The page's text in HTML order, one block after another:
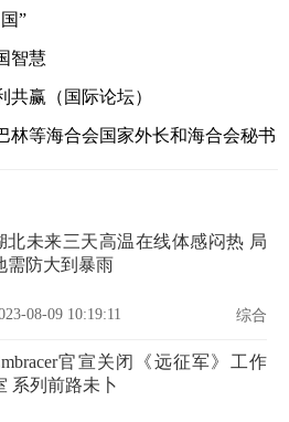
”
智慧
赢（国际论坛）
林等海合会国家外长和海合会秘书
北未来三天高温在线体感闷热 局
需防大到暴雨
08-09 10:19:11 综合
官宣关闭《远征军》工作
系列前路未卜